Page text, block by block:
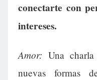
conectarte con
intereses.
Amor: Una
nuevas formas